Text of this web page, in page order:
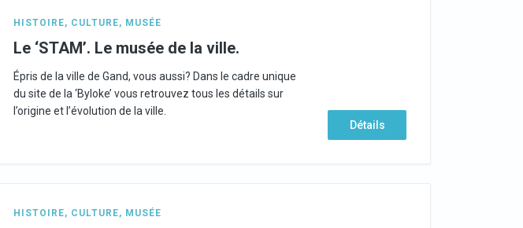
HISTOIRE, CULTURE, MUSÉE
Le ‘STAM’. Le musée de la ville.
Épris de la ville de Gand, vous aussi? Dans le cadre unique
du site de la ‘Byloke’ vous retrouvez tous les détails sur
l’origine et l’évolution de la ville.
Détails
HISTOIRE, CULTURE, MUSÉE